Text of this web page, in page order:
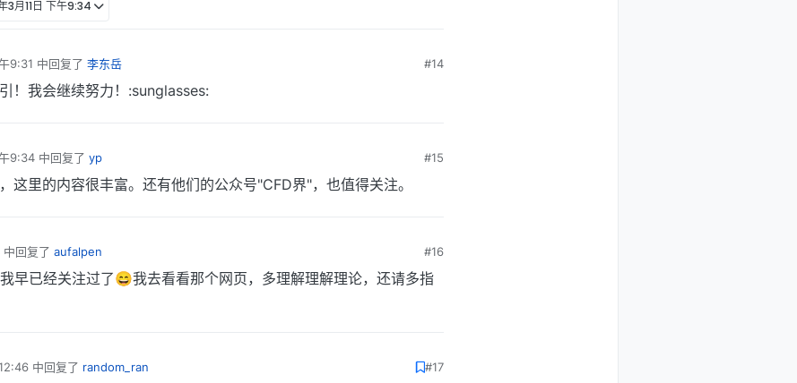
3月11日 下午9:34
9:31 中回复了 李东岳 #14
！我会继续努力！:sunglasses:
9:34 中回复了 yp #15
，这里的内容很丰富。还有他们的公众号"CFD界"，也值得关注。
中回复了 aufalpen #16
早已经关注过了😄我去看看那个网页，多理解理解理论，还请多指
中回复了 random_ran #17